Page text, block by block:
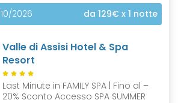
2026 da 129€ x 1 notte
Valle di Assisi Hotel & Spa
Resort
Last Minute in FAMILY SPA | Fino al –
20% Sconto Accesso SPA SUMMER